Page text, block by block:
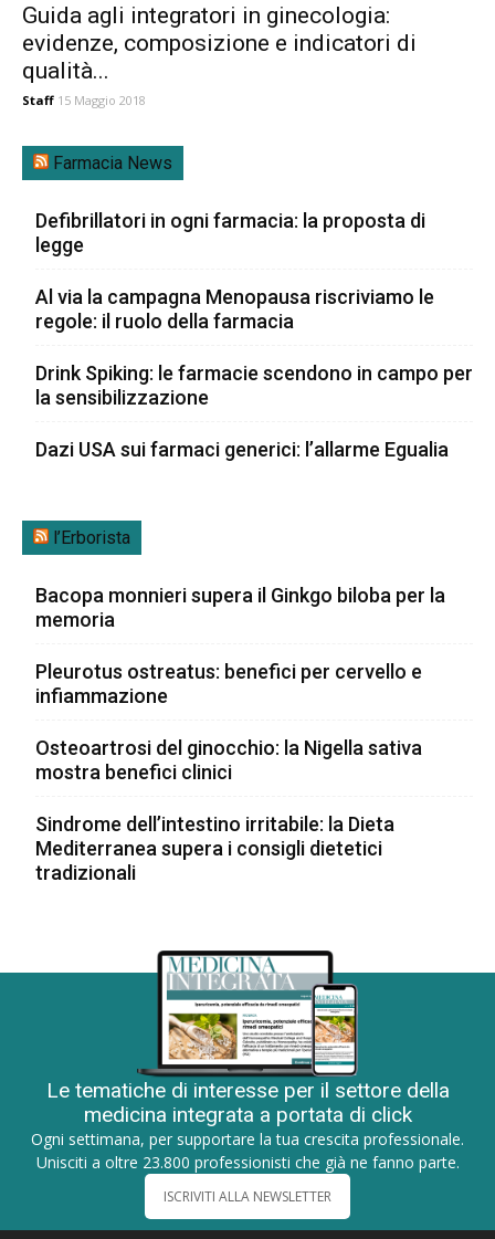
Guida agli integratori in ginecologia:
evidenze, composizione e indicatori di
qualità...
Staff 15 Maggio 2018
Farmacia News
Defibrillatori in ogni farmacia: la proposta di
legge
Al via la campagna Menopausa riscriviamo le
regole: il ruolo della farmacia
Drink Spiking: le farmacie scendono in campo per
la sensibilizzazione
Dazi USA sui farmaci generici: l’allarme Egualia
l’Erborista
Bacopa monnieri supera il Ginkgo biloba per la
memoria
Pleurotus ostreatus: benefici per cervello e
infiammazione
Osteoartrosi del ginocchio: la Nigella sativa
mostra benefici clinici
Sindrome dell’intestino irritabile: la Dieta
Mediterranea supera i consigli dietetici
tradizionali
Le tematiche di interesse per il settore della
medicina integrata a portata di click
Ogni settimana, per supportare la tua crescita professionale.
Unisciti a oltre 23.800 professionisti che già ne fanno parte.
ISCRIVITI ALLA NEWSLETTER